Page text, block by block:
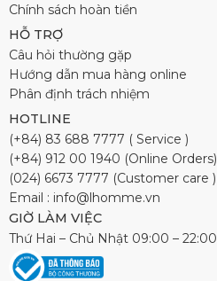
Chính sách hoàn tiền
HỖ TRỢ
Câu hỏi thường gặp
Hướng dẫn mua hàng online
Phân định trách nhiệm
HOTLINE
(+84) 83 688 7777 ( Service )
(+84) 912 00 1940 (Online Orders)
(024) 6673 7777 (Customer care )
Email : info@lhomme.vn
GIỜ LÀM VIỆC
Thứ Hai – Chủ Nhật 09:00 – 22:00